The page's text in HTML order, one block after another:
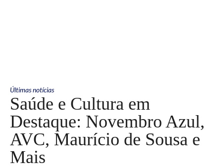
Últimas notícias
Saúde e Cultura em
Destaque: Novembro Azul,
AVC, Maurício de Sousa e
Mais